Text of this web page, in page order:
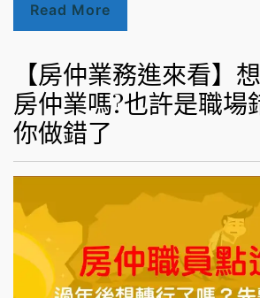
Read More
【房仲業務進來看】
房仲業嗎?也許是職場
你做錯了